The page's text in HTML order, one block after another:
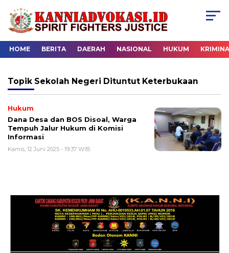
HOME BERITA DAERAH NASIONAL HUKUM
Topik Sekolah Negeri Dituntut Keterbukaan
Hukum
Dana Desa dan BOS Disoal, Warga
Tempuh Jalur Hukum di Komisi
Informasi
Kamis, 12 Juni 2025 - 19:37 WIB